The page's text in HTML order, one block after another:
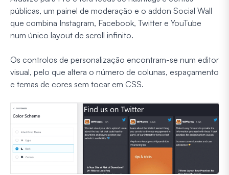
públicas, um painel de moderação e o addon Social Wall
que combina Instagram, Facebook, Twitter e YouTube
num único layout de scroll infinito.
Os controlos de personalização encontram-se num editor
visual, pelo que altera o número de colunas, espaçamento
e temas de cores sem tocar em CSS.